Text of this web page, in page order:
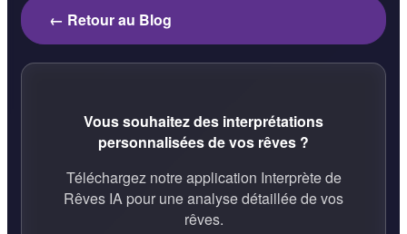
← Retour au Blog
Vous souhaitez des interprétations
personnalisées de vos rêves ?
Téléchargez notre application Interprète de
Rêves IA pour une analyse détaillée de vos
rêves.